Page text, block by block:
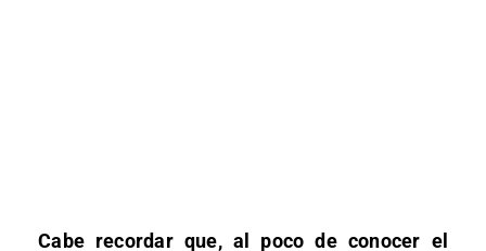
Cabe recordar que, al poco de conocer el